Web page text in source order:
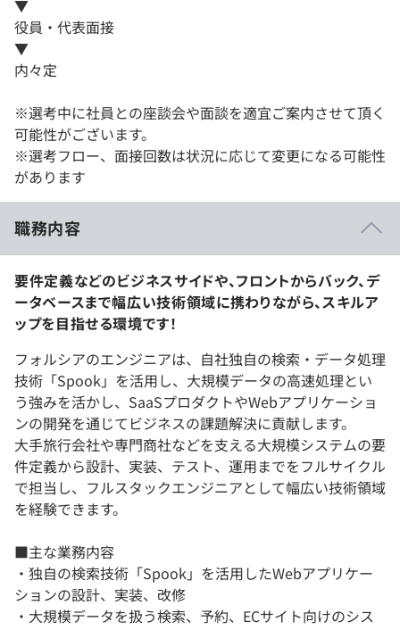
▼
役員・代表面接
▼
内々定
※選考中に社員との座談会や面談を適宜ご案内させて頂く
可能性がございます。
※選考フロー、面接回数は状況に応じて変更になる可能性
があります
職務内容
要件定義などのビジネスサイドや、フロントからバック、デ
ータベースまで幅広い技術領域に携わりながら、スキルア
ップを目指せる環境です！
フォルシアのエンジニアは、自社独自の検索・データ処理
技術「Spook」を活用し、大規模データの高速処理とい
う強みを活かし、SaaSプロダクトやWebアプリケーショ
ンの開発を通じてビジネスの課題解決に貢献します。
大手旅行会社や専門商社などを支える大規模システムの要
件定義から設計、実装、テスト、運用までをフルサイクル
で担当し、フルスタックエンジニアとして幅広い技術領域
を経験できます。
■主な業務内容
・独自の検索技術「Spook」を活用したWebアプリケー
ションの設計、実装、改修
・大規模データを扱う検索、予約、ECサイト向けのシス